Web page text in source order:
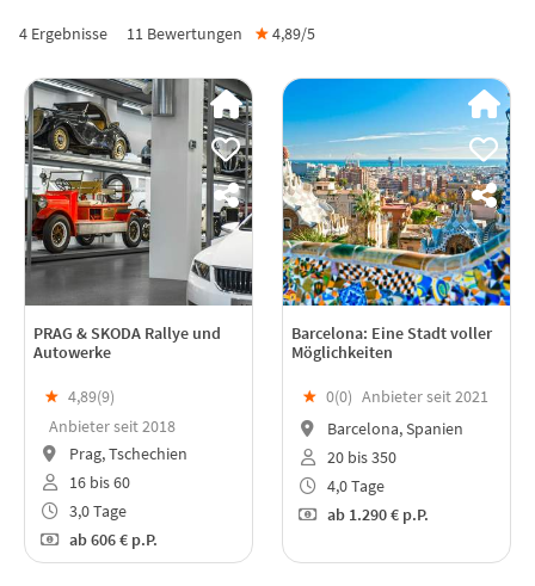
4 Ergebnisse 11 Bewertungen ★4,89/5
PRAG & SKODA Rallye und
Autowerke
★ 4,89(9)
Anbieter seit 2018
Prag, Tschechien
16 bis 60
3,0 Tage
ab606 € p.P.
Barcelona: Eine Stadt voller
Möglichkeiten
★ 0(0) Anbieter seit 2021
Barcelona, Spanien
20 bis 350
4,0 Tage
ab1.290 € p.P.